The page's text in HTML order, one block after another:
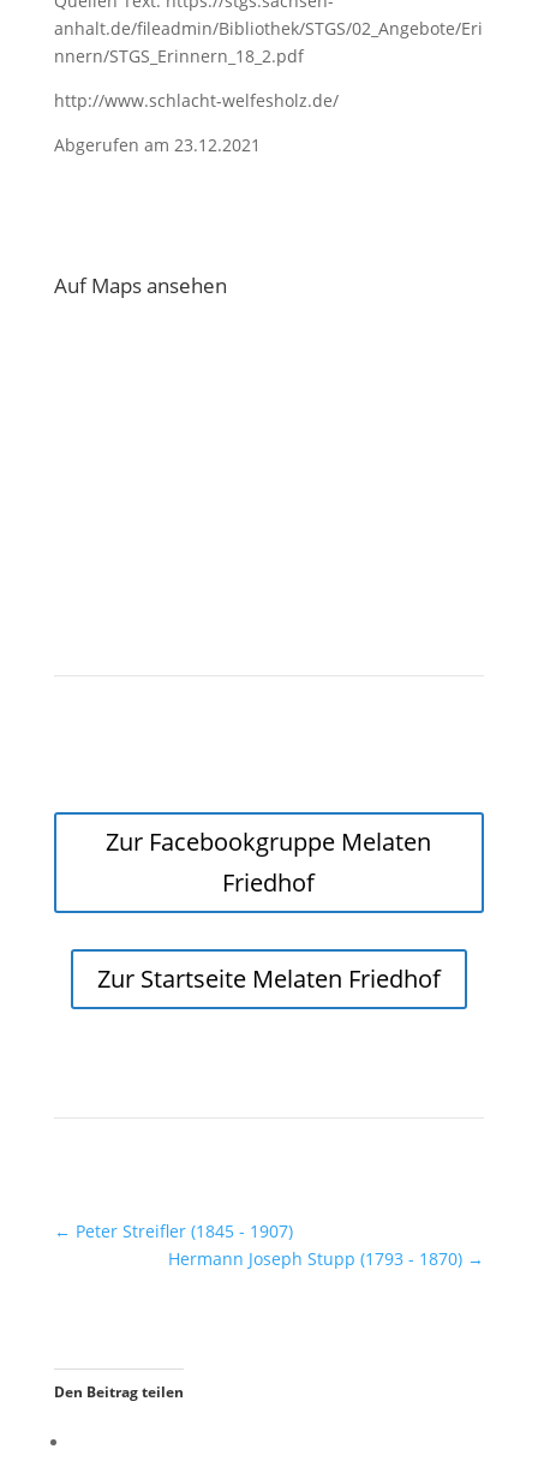
anhalt.de/fileadmin/Bibliothek/STGS/02_Angebote/Eri
nnern/STGS_Erinnern_18_2.pdf
http://www.schlacht-welfesholz.de/
Abgerufen am 23.12.2021
Auf Maps ansehen
Zur Facebookgruppe Melaten
Friedhof
Zur Startseite Melaten Friedhof
← Peter Streifler (1845 - 1907)
Hermann Joseph Stupp (1793 - 1870) →
Den Beitrag teilen